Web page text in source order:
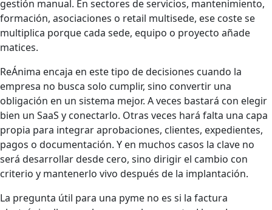
gestión manual. En sectores de servicios, mantenimiento,
formación, asociaciones o retail multisede, ese coste se
multiplica porque cada sede, equipo o proyecto añade
matices.
ReÁnima encaja en este tipo de decisiones cuando la
empresa no busca solo cumplir, sino convertir una
obligación en un sistema mejor. A veces bastará con elegir
bien un SaaS y conectarlo. Otras veces hará falta una capa
propia para integrar aprobaciones, clientes, expedientes,
pagos o documentación. Y en muchos casos la clave no
será desarrollar desde cero, sino dirigir el cambio con
criterio y mantenerlo vivo después de la implantación.
La pregunta útil para una pyme no es si la factura